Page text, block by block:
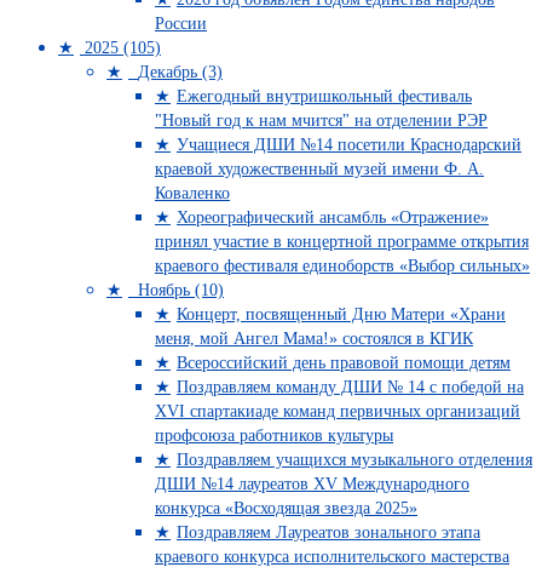
России
2025 (105)
Декабрь (3)
Ежегодный внутришкольный фестиваль
"Новый год к нам мчится" на отделении РЭР
Учащиеся ДШИ №14 посетили Краснодарский
краевой художественный музей имени Ф. А.
Коваленко
Хореографический ансамбль «Отражение»
принял участие в концертной программе открытия
краевого фестиваля единоборств «Выбор сильных»
Ноябрь (10)
Концерт, посвященный Дню Матери «Храни
меня, мой Ангел Мама!» состоялся в КГИК
Всероссийский день правовой помощи детям
Поздравляем команду ДШИ № 14 с победой на
XVI спартакиаде команд первичных организаций
профсоюза работников культуры
Поздравляем учащихся музыкального отделения
ДШИ №14 лауреатов XV Международного
конкурса «Восходящая звезда 2025»
Поздравляем Лауреатов зонального этапа
краевого конкурса исполнительского мастерства